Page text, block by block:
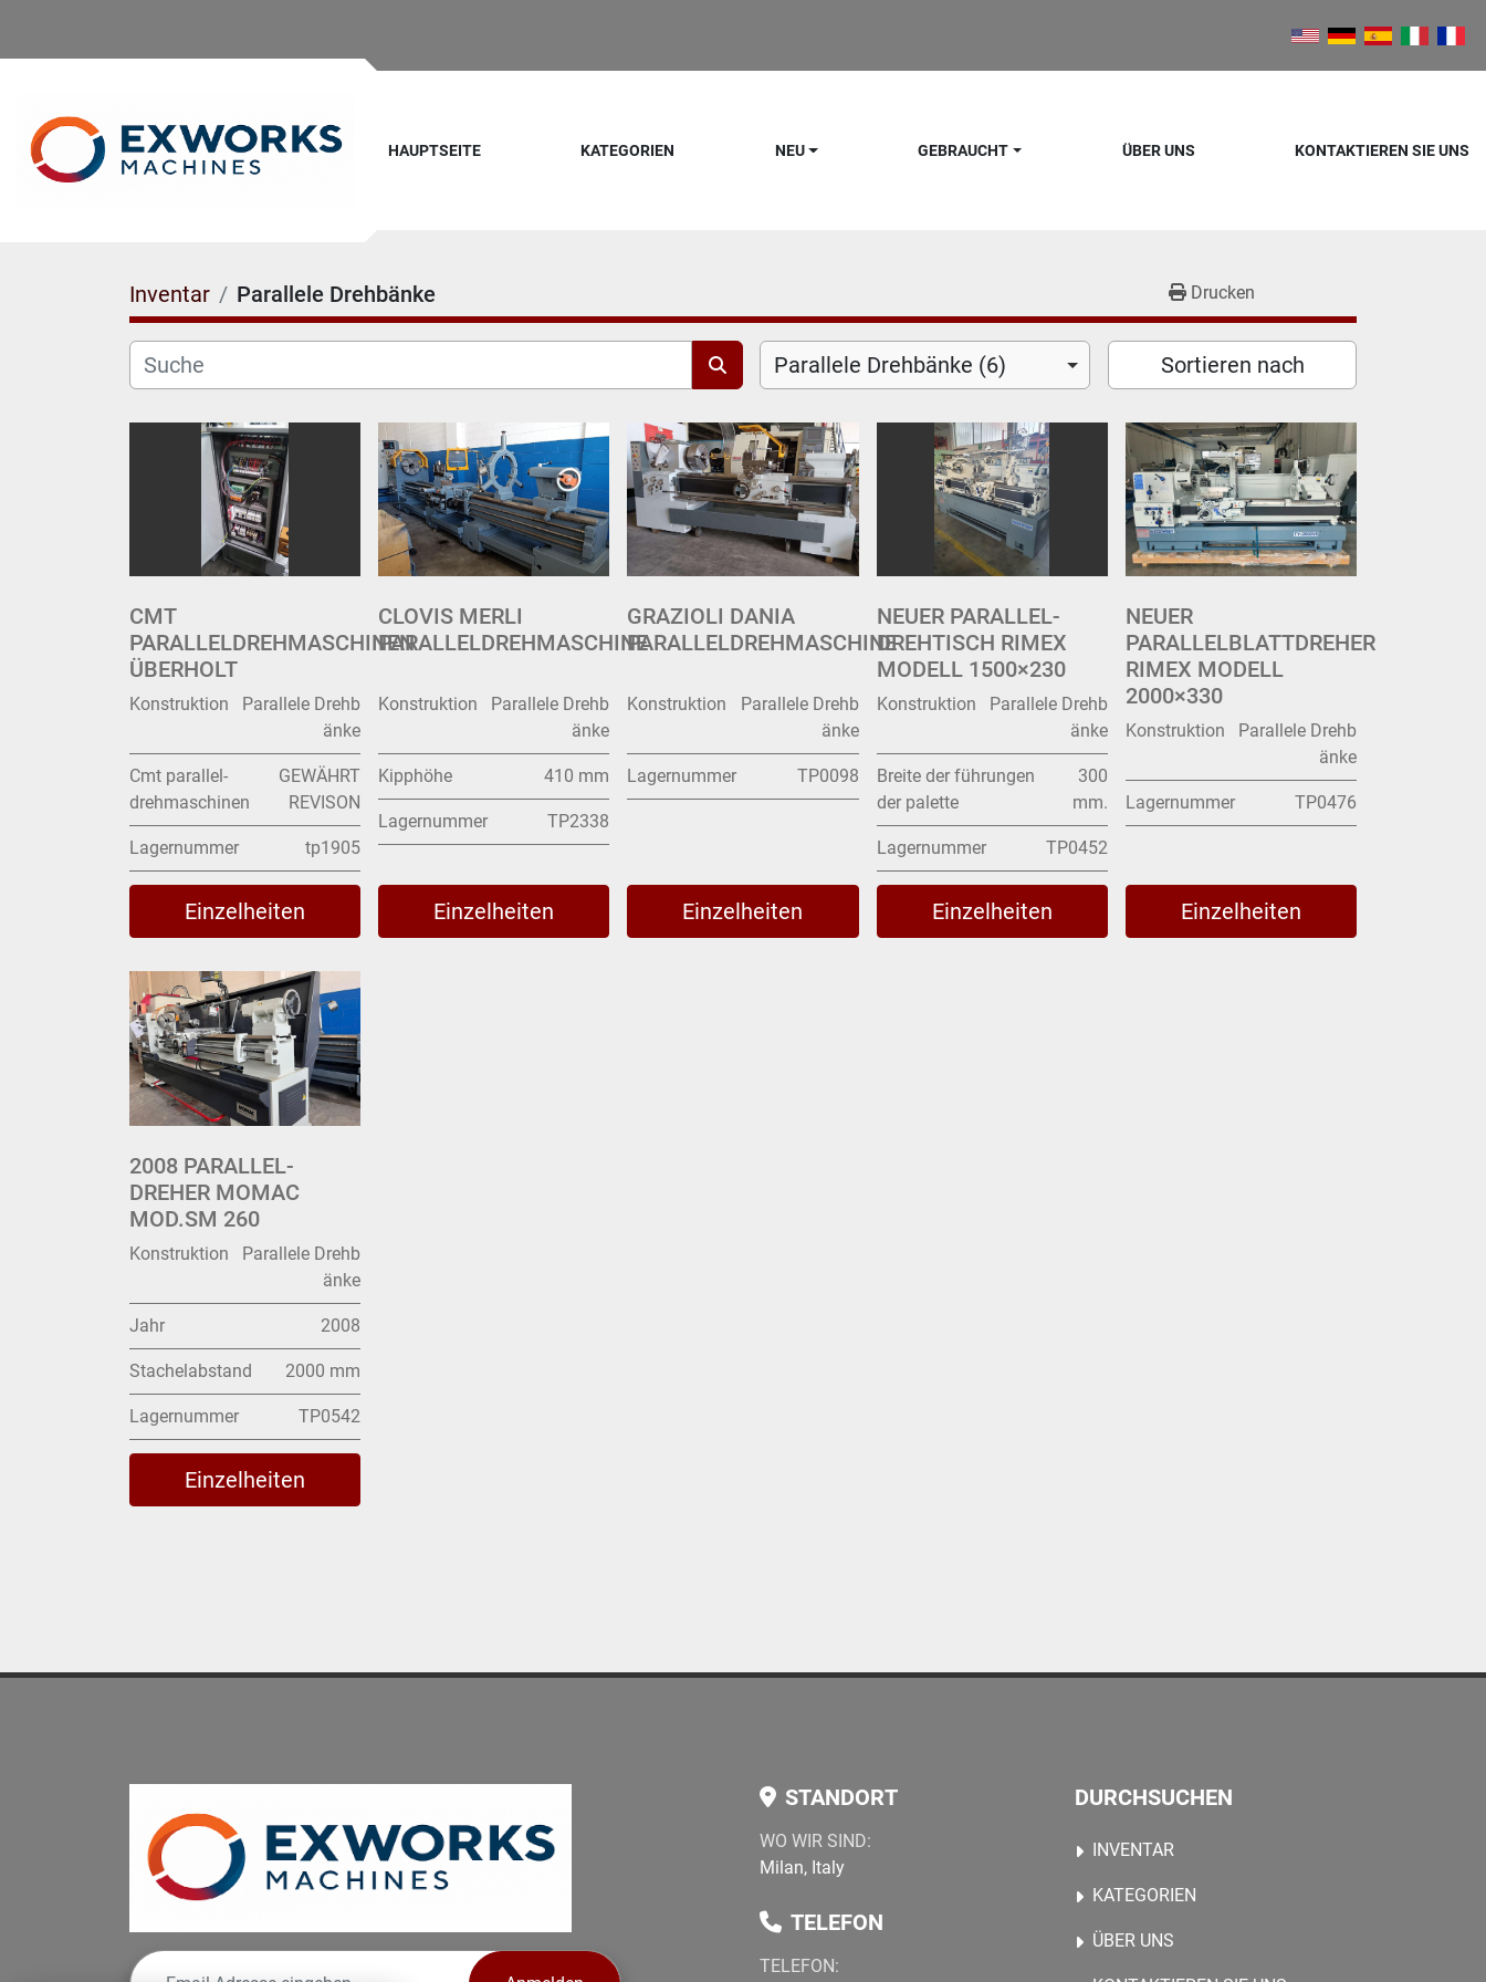
HAUPTSEITE KATEGORIEN NEU GEBRAUCHT ÜBER UNS KONTAKTIEREN SIE UNS
Inventar Parallele Drehbänke Drucken
Parallele Drehbänke (6) Sortieren nach
CMT
PARALLELDREHMASCHINEN
ÜBERHOLT
Konstruktion
Parallele Drehb
änke
Cmt parallel-
drehmaschinen
GEWÄHRT
REVISON
Lagernummer tp1905
Einzelheiten
CLOVIS MERLI
PARALLELDREHMASCHINE
Konstruktion
Parallele Drehb
änke
Kipphöhe 410 mm
Lagernummer TP2338
Einzelheiten
GRAZIOLI DANIA
PARALLELDREHMASCHINE
Konstruktion
Parallele Drehb
änke
Lagernummer TP0098
Einzelheiten
NEUER PARALLEL-
DREHTISCH RIMEX
MODELL 1500×230
Konstruktion
Parallele Drehb
änke
Breite der führungen
der palette
300
mm.
Lagernummer TP0452
Einzelheiten
NEUER
PARALLELBLATTDREHER
RIMEX MODELL
2000×330
Konstruktion
Parallele Drehb
änke
Lagernummer TP0476
Einzelheiten
2008 PARALLEL-
DREHER MOMAC
MOD.SM 260
Konstruktion
Parallele Drehb
änke
Jahr 2008
Stachelabstand 2000 mm
Lagernummer TP0542
Einzelheiten
STANDORT
WO WIR SIND:
Milan, Italy
TELEFON
TELEFON:
DURCHSUCHEN
INVENTAR
KATEGORIEN
ÜBER UNS